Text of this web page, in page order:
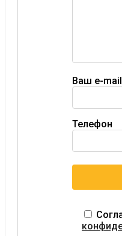
Ваш e-mail
Телефон